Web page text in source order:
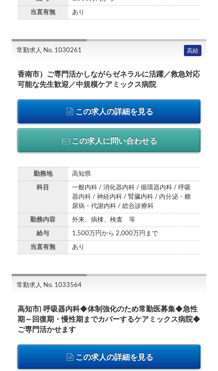
当直有無 あり
常勤求人 No. 1030261 高給
香南市）ご専門活かしながらゼネラルに活躍／救急対応
可能な先生歓迎／中規模ケアミックス病院
この求人の詳細を見る
この求人に問い合わせる
勤務地 高知県
科目
一般内科 / 消化器内科 / 循環器内科 / 呼吸
器内科 / 神経内科 / 腎臓内科 / 内分泌・糖
尿病・代謝内科 / 総合診療科
勤務内容 外来、病棟、検査 等
給与 1,500万円から 2,000万円まで
当直有無 あり
常勤求人 No. 1033564
高知市) 呼吸器内科◆体制強化のため常勤医募集◆急性
期～回復期・慢性期までカバーするケアミックス病院◆
ご専門活かせます
この求人の詳細を見る